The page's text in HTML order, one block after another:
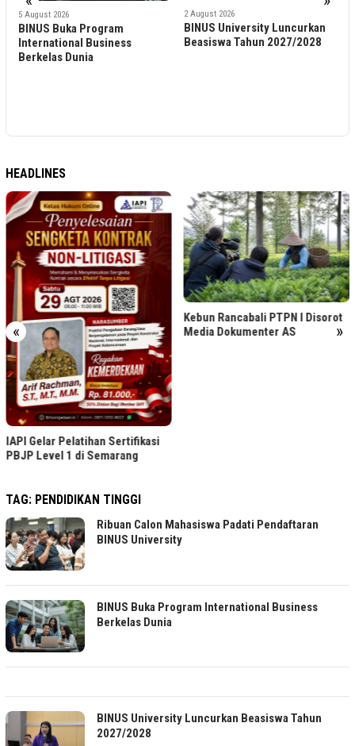
2 August 2026
BINUS University Luncurkan
Beasiswa Tahun 2027/2028
1 August 2026
BINUS International Buka
Program Creative Digital
HEADLINES
« »
Kebun Rancabali PTPN I Disorot
Media Dokumenter AS
Bintang Laut PIK Gabungkan
Kuliner, Mancing, dan Ruang
TAG: PENDIDIKAN TINGGI
Ribuan Calon Mahasiswa Padati Pendaftaran
BINUS University
BINUS Buka Program International Business
Berkelas Dunia
BINUS University Luncurkan Beasiswa Tahun
2027/2028